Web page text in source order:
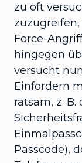
zu oft
Force-
hingegen
versucht
Einfordern
ratsam, z.
Passcode),